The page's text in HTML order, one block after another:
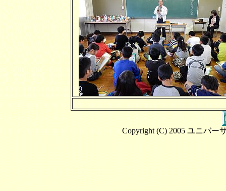
Copyright (C) 2005 ユニバ